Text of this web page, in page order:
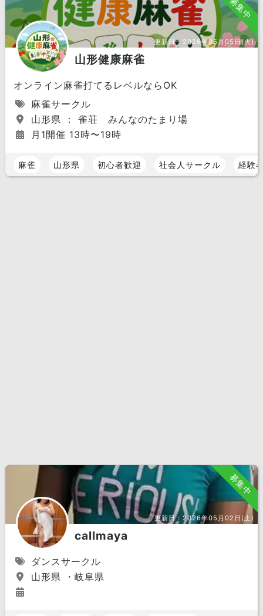
募集中
更新日： 2026年05月05日(火)
山形健康麻雀
オンライン麻雀打てるレベルならOK
麻雀サークル
山形県 ： 雀荘 みんなのたまり場
月1開催 13時〜19時
麻雀 山形県 初心者歓迎 社会人サークル 経験
募集中
更新日：2026年05月02日(土)
callmaya
ダンスサークル
山形県 ・岐阜県